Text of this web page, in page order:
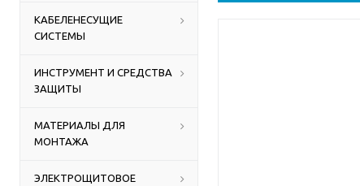
КАБЕЛЕНЕСУЩИЕ
СИСТЕМЫ
ИНСТРУМЕНТ И СРЕДСТВА
ЗАЩИТЫ
МАТЕРИАЛЫ ДЛЯ
МОНТАЖА
ЭЛЕКТРОЩИТОВОЕ